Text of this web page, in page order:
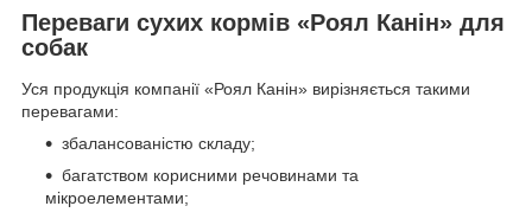
Переваги сухих кормів «Роял Канін» для
собак
Уся продукція компанії «Роял Канін» вирізняється такими
перевагами:
збалансованістю складу;
багатством корисними речовинами та
мікроелементами;